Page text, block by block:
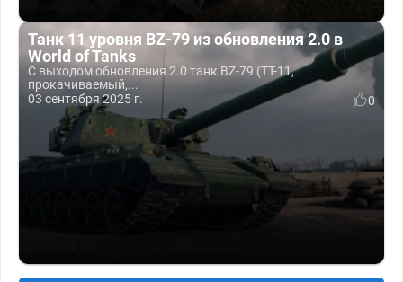
Танк 11 уровня BZ-79 из обновления 2.0 в
World of Tanks
С выходом обновления 2.0 танк BZ-79 (ТТ-11,
прокачиваемый,...
03 сентября 2025 г.
0